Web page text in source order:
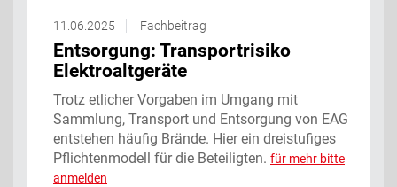
11.06.2025 Fachbeitrag
Entsorgung: Transportrisiko
Elektroaltgeräte
Trotz etlicher Vorgaben im Umgang mit
Sammlung, Transport und Entsorgung von EAG
entstehen häufig Brände. Hier ein dreistufiges
Pflichtenmodell für die Beteiligten. für mehr bitte
anmelden